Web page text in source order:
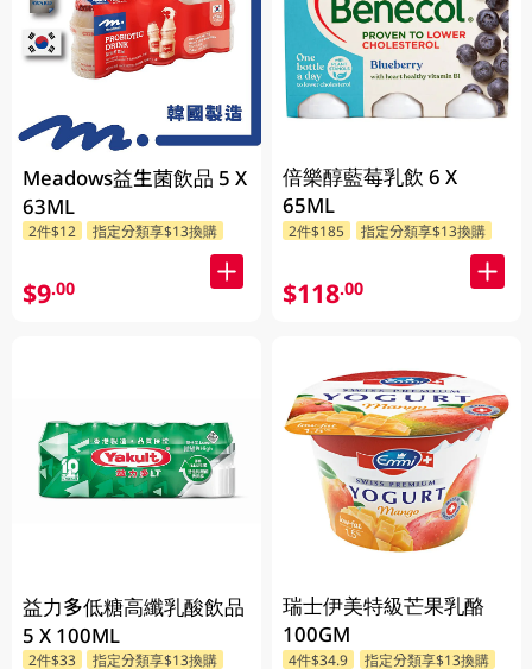
Meadows益生菌飲品 5 X
63ML
2件$12 指定分類享$13換購
$9.00
益力多低糖高纖乳酸飲品
5 X 100ML
2件$33 指定分類享$13換購
倍樂醇藍莓乳飲 6 X
65ML
2件$185 指定分類享$13換購
$118.00
瑞士伊美特級芒果乳酪
100GM
4件$34.9 指定分類享$13換購